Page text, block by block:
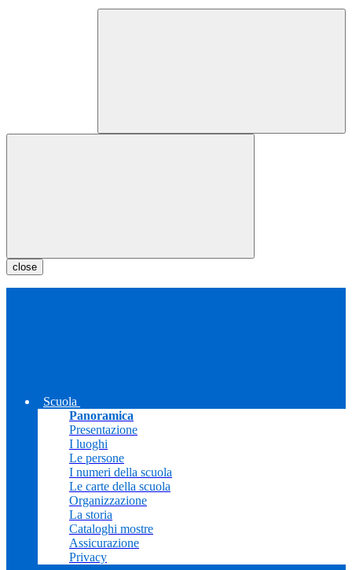
close
Scuola
Panoramica
Presentazione
I luoghi
Le persone
I numeri della scuola
Le carte della scuola
Organizzazione
La storia
Cataloghi mostre
Assicurazione
Privacy